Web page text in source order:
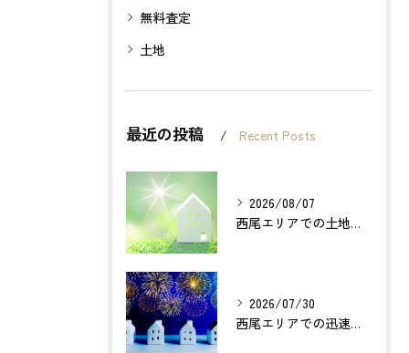
無料査定
土地
最近の投稿 Recent Posts
2026/08/07
西尾エリアでの土地売却成功の秘訣とは？
2026/07/30
西尾エリアでの迅速確実な不動産買取のポイントは？